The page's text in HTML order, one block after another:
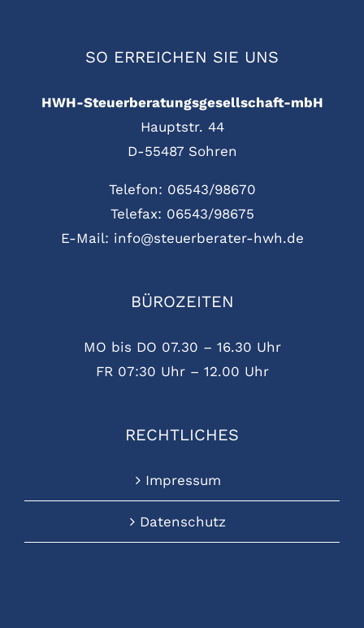
SO ERREICHEN SIE UNS
HWH-Steuerberatungsgesellschaft-mbH
Hauptstr. 44
D-55487 Sohren
Telefon: 06543/98670
Telefax: 06543/98675
E-Mail: info@steuerberater-hwh.de
BÜROZEITEN
MO bis DO 07.30 – 16.30 Uhr
FR 07:30 Uhr – 12.00 Uhr
RECHTLICHES
Impressum
Datenschutz